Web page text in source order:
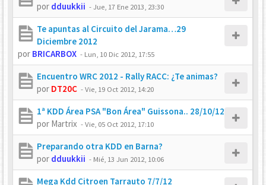
por dduukkii -Jue, 17 Ene 2013, 23:30
Te apuntas al Circuito del Jarama…29
Diciembre 2012
por BRICARBOX - Lun, 10 Dic 2012, 17:55
Encuentro WRC 2012 - Rally RACC: ¿Te animas?
por DT20C -Vie, 19 Oct 2012, 14:20
1ª KDD Área PSA "Bon Área" Guissona.. 28/10/12
por Martrix -Vie, 05 Oct 2012, 17:10
Preparando otra KDD en Barna?
por dduukkii - Mié, 13 Jun 2012, 10:06
Mega Kdd Citroen Tarrauto 7/7/12